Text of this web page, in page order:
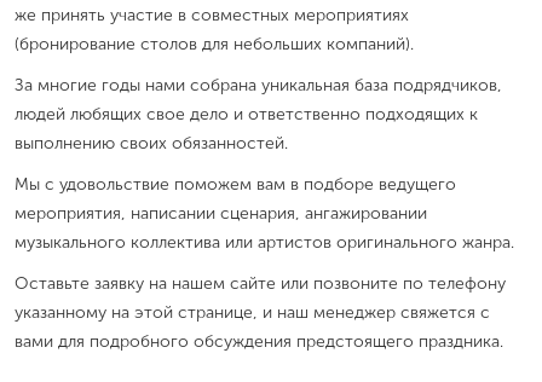
же принять участие в совместных мероприятиях
(бронирование столов для небольших компаний).
За многие годы нами собрана уникальная база подрядчиков,
людей любящих свое дело и ответственно подходящих к
выполнению своих обязанностей.
Мы с удовольствие поможем вам в подборе ведущего
мероприятия, написании сценария, ангажировании
музыкального коллектива или артистов оригинального жанра.
Оставьте заявку на нашем сайте или позвоните по телефону
указанному на этой странице, и наш менеджер свяжется с
вами для подробного обсуждения предстоящего праздника.